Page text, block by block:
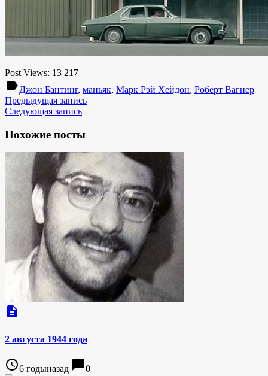
Post Views: 13 217
labelДжон Бантинг, маньяк, Марк Рэй Хейдон, Роберт Вагнер
Предыдущая запись
Следующая запись
Похожие посты
description
2 августа 1944 года
access_time6 годыназад chat_bubble0